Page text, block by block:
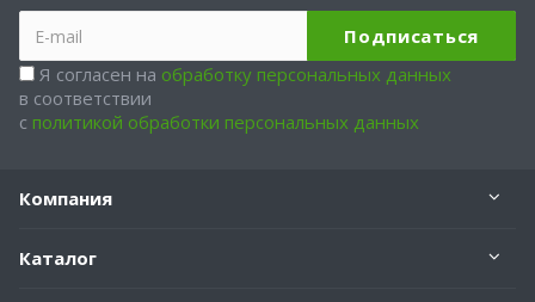
Я согласен на обработку персональных данных
в соответствии
с политикой обработки персональных данных
Компания
Каталог